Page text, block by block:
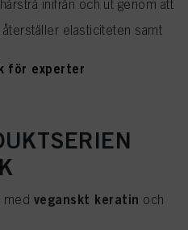
inifrån och ut genom att
elasticiteten samt
för experter
med veganskt keratin och